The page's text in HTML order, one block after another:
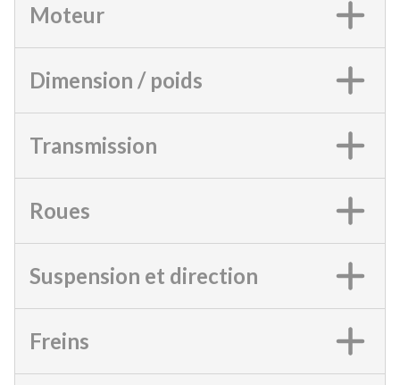
Moteur
Dimension / poids
Transmission
Roues
Suspension et direction
Freins